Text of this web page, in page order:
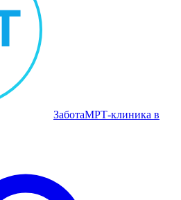
ЗаботаМРТ‑клиника в